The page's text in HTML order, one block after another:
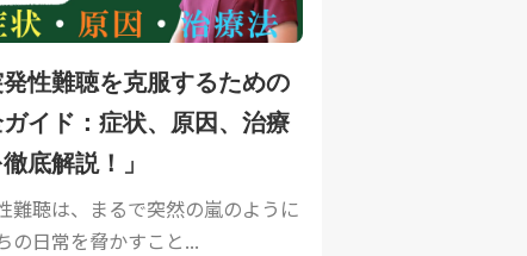
発性難聴を克服するための
イド：症状、原因、治療
底解説！」
難聴は、まるで突然の嵐のように
の日常を脅かすこと...